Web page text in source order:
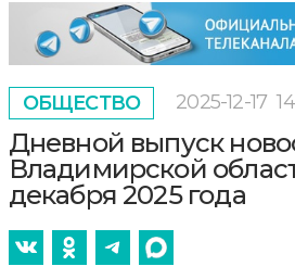
ОБЩЕСТВО 2025-12-17
Дневной выпуск
Владимирской
декабря 2025 года